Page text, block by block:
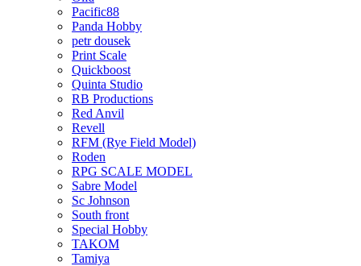
Pacific88
Panda Hobby
petr dousek
Print Scale
Quickboost
Quinta Studio
RB Productions
Red Anvil
Revell
RFM (Rye Field Model)
Roden
RPG SCALE MODEL
Sabre Model
Sc Johnson
South front
Special Hobby
TAKOM
Tamiya